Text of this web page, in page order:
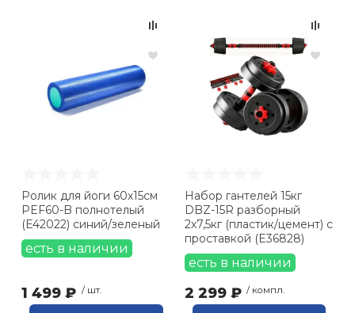
Ролик для йоги 60х15см
PEF60-B полнотелый
(E42022) синий/зеленый
есть в наличии
1 499 ₽ / шт.
Набор гантелей 15кг
DBZ-15R разборный
2х7,5кг (пластик/цемент) с
проставкой (E36828)
есть в наличии
2 299 ₽ / компл.